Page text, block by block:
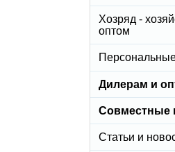
Хозряд -
оптом
Дилерам и
Совместные
Статьи и